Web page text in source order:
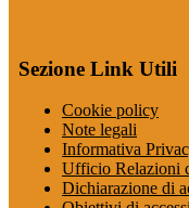
Sezione Link Utili
Cookie policy
Note legali
Informativa
Ufficio Relazioni
Dichiarazione di